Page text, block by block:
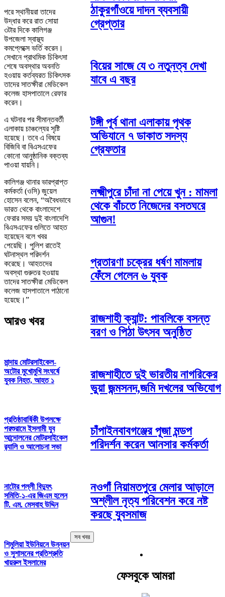
পরে স্থানীয়রা তাদের
উদ্ধার করে রাত সোয়া
৩টার দিকে কালিগঞ্জ
উপজেলা স্বাস্থ্য
কমপ্লেক্সে ভর্তি করেন।
সেখানে প্রাথমিক চিকিৎসা
শেষে অবস্থার অবনতি
হওয়ায় কর্তব্যরত চিকিৎসক
তাদের সাতক্ষীরা মেডিকেল
কলেজ হাসপাতালে রেফার
করেন।
এ ঘটনার পর সীমান্তবর্তী
এলাকায় চাঞ্চল্যের সৃষ্টি
হয়েছে। তবে এ বিষয়ে
বিজিবি বা বিএসএফের
কোনো আনুষ্ঠানিক বক্তব্য
পাওয়া যায়নি।
কালিগঞ্জ থানার ভারপ্রাপ্ত
কর্মকর্তা (ওসি) জুয়েল
হোসেন বলেন, “অবৈধভাবে
ভারত থেকে বাংলাদেশে
ফেরার সময় দুই বাংলাদেশি
বিএসএফের গুলিতে আহত
হয়েছেন বলে খবর
পেয়েছি। পুলিশ রাতেই
ঘটনাস্থল পরিদর্শন
করেছে। আহতদের
অবস্থা গুরুতর হওয়ায়
তাদের সাতক্ষীরা মেডিকেল
কলেজ হাসপাতালে পাঠানো
হয়েছে।”
আরও খবর
মান্দায় মোটরসাইকেল-
অটোর মুখোমুখি সংঘর্ষে
যুবক নিহত, আহত ১
প্রতিষ্ঠাবার্ষিকী উপলক্ষে
পরশুরামে ইসলামী যুব
আন্দোলনের মোটরসাইকেল
র‌্যালি ও আলোচনা সভা
নাটোর পল্লী বিদ্যুৎ
সমিতি-১-এর জিএম হলেন
টি. এম. মেসবাহ উদ্দিন
শিমুলিয়া ইউনিয়নে উন্নয়ন
ও সুশাসনের প্রতিশ্রুতি
খায়রুল ইসলামের
ঠাকুরগাঁওয়ে দাদন ব্যবসায়ী
গ্রেপ্তার
বিয়ের সাজে যে ৩ নতুনত্ব দেখা
যাবে এ বছর
টঙ্গী পূর্ব থানা এলাকায় পৃথক
অভিযানে ৭ ডাকাত সদস্য
গ্রেফতার
লক্ষ্মীপুরে চাঁদা না পেয়ে খুন : মামলা
থেকে বাঁচতে নিজেদের বসতঘরে
আগুন!
প্রতারণা চক্রের ধর্ষণ মামলায়
ফেঁসে গেলেন ৬ যুবক
রাজশাহী ক্যান্ট: পাবলিকে বসন্ত
বরণ ও পিঠা উৎসব অনুষ্ঠিত
রাজশাহীতে দুই ভারতীয় নাগরিকের
ভুয়া জন্মসনদ,জমি দখলের অভিযোগ
চাঁপাইনবাবগঞ্জের পূজা মন্ডপ
পরিদর্শন করেন আনসার কর্মকর্তা
নওগাঁ নিয়ামতপুরে মেলার আড়ালে
অশ্লীল নৃত্য পরিবেশন করে নষ্ট
করছে যুবসমাজ
সব খবর
ফেসবুকে আমরা